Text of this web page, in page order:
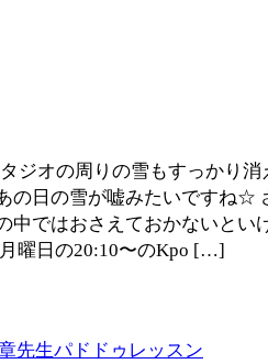
ジオの周りの雪もすっかり消
の日の雪が嘘みたいですね☆
中ではおさえておかないとい
曜日の20:10〜のKpo […]
先生パドドゥレッスン